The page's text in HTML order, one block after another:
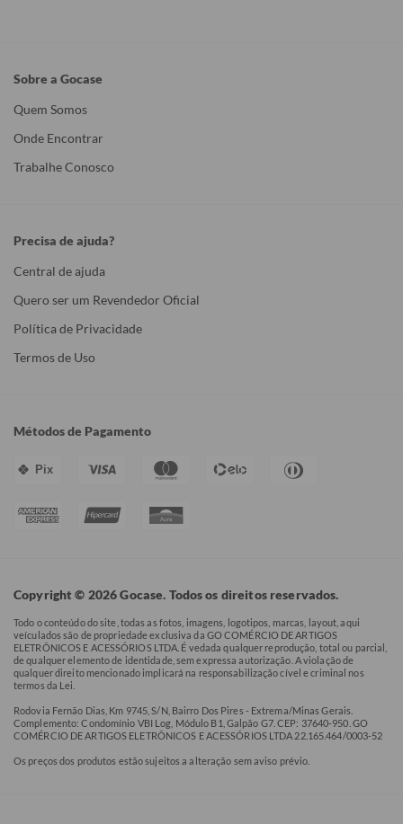
Sobre a Gocase
Quem Somos
Onde Encontrar
Trabalhe Conosco
Precisa de ajuda?
Central de ajuda
Quero ser um Revendedor Oficial
Política de Privacidade
Termos de Uso
Métodos de Pagamento
Pix
Copyright © 2026 Gocase. Todos os direitos reservados.
Todo o conteúdo do site, todas as fotos, imagens, logotipos, marcas, layout, aqui
veículados são de propriedade exclusiva da GO COMÉRCIO DE ARTIGOS
ELETRÔNICOS E ACESSÓRIOS LTDA. É vedada qualquer reprodução, total ou parcial,
de qualquer elemento de identidade, sem expressa autorização. A violação de
qualquer direito mencionado implicará na responsabilização cível e criminal nos
termos da Lei.
Rodovia Fernão Dias, Km 9745, S/N, Bairro Dos Pires - Extrema/Minas Gerais.
Complemento: Condomínio VBI Log, Módulo B1, Galpão G7. CEP: 37640-950. GO
COMÉRCIO DE ARTIGOS ELETRÔNICOS E ACESSÓRIOS LTDA 22.165.464/0003-52
Os preços dos produtos estão sujeitos a alteração sem aviso prévio.